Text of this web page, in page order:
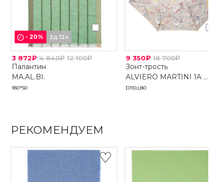
-20% 2д 12ч
3 872₽ 4 840₽ 12 100₽
Палантин
MA.AL.BI.
180*50
9 350₽ 18 700₽
Зонт-трость
ALVIERO MARTINI 1A ...
D110,L80
РЕКОМЕНДУЕМ